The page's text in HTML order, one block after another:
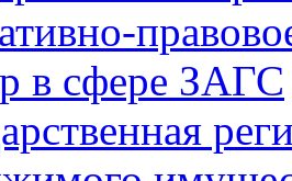
в сфере ЗАГС